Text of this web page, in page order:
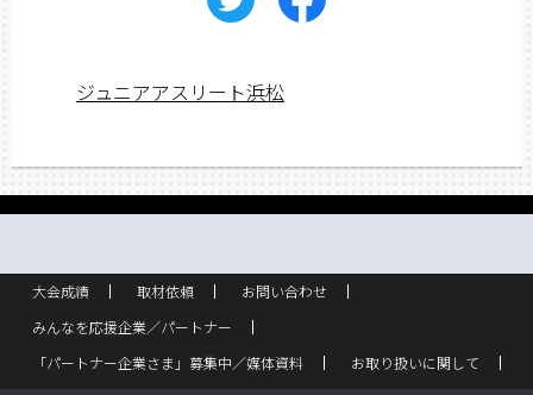
ジュニアアスリート浜松
大会成績 取材依頼
お問い合わせ
みんなを応援企業／パートナー
「パートナー企業さま」募集中／媒体資料
お取り扱いに関して